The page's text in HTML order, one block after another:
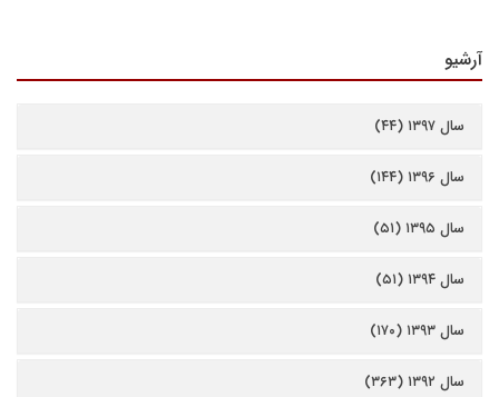
آرشیو
سال ۱۳۹۷ (۴۴)
سال ۱۳۹۶ (۱۴۴)
سال ۱۳۹۵ (۵۱)
سال ۱۳۹۴ (۵۱)
سال ۱۳۹۳ (۱۷۰)
سال ۱۳۹۲ (۳۶۳)